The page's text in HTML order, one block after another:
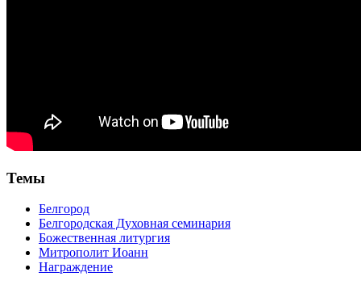
Темы
Белгород
Белгородская Духовная семинария
Божественная литургия
Митрополит Иоанн
Награждение